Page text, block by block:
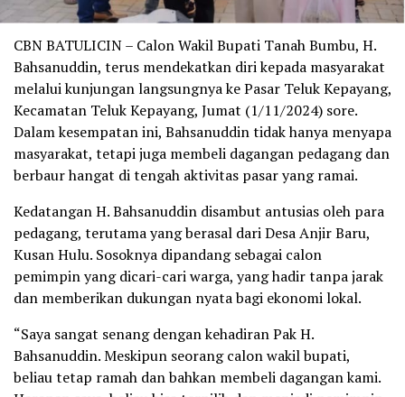
CBN BATULICIN – Calon Wakil Bupati Tanah Bumbu, H.
Bahsanuddin, terus mendekatkan diri kepada masyarakat
melalui kunjungan langsungnya ke Pasar Teluk Kepayang,
Kecamatan Teluk Kepayang, Jumat (1/11/2024) sore.
Dalam kesempatan ini, Bahsanuddin tidak hanya menyapa
masyarakat, tetapi juga membeli dagangan pedagang dan
berbaur hangat di tengah aktivitas pasar yang ramai.
Kedatangan H. Bahsanuddin disambut antusias oleh para
pedagang, terutama yang berasal dari Desa Anjir Baru,
Kusan Hulu. Sosoknya dipandang sebagai calon
pemimpin yang dicari-cari warga, yang hadir tanpa jarak
dan memberikan dukungan nyata bagi ekonomi lokal.
“Saya sangat senang dengan kehadiran Pak H.
Bahsanuddin. Meskipun seorang calon wakil bupati,
beliau tetap ramah dan bahkan membeli dagangan kami.